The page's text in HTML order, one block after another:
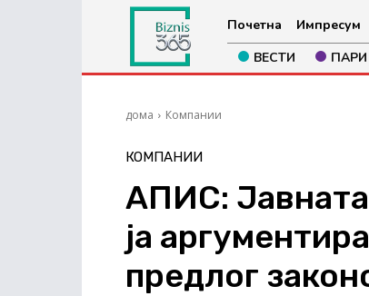
Почетна Импресум
ВЕСТИ
ПАРИ
дома Компании
КОМПАНИИ
АПИС:
ја
предлог